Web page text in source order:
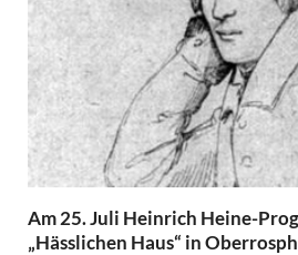
Am 25. Juli Heinrich Heine-
„Hässlichen Haus“ in